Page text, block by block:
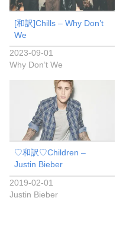
[和訳]Chills – Why Don’t
We
2023-09-01
Why Don’t We
♡和訳♡Children –
Justin Bieber
2019-02-01
Justin Bieber